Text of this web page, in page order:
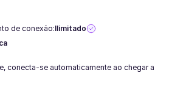
de conexão:Ilimitado
conecta-se automaticamente ao chegar a